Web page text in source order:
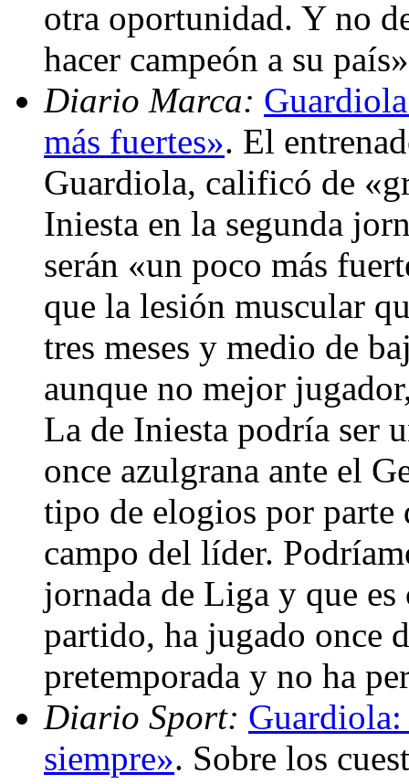
otra oportunidad. Y no
hacer campeón a su
Diario Marca:
más fuertes». El
Guardiola, calificó de
Iniesta en la segunda
serán «un poco más
que la lesión muscular
tres meses y medio de
aunque no mejor
La de Iniesta podría ser
once azulgrana ante el
tipo de elogios por parte
campo del líder.
jornada de Liga y que es
partido, ha jugado once
pretemporada y no ha
Diario Sport:
siempre». Sobre los